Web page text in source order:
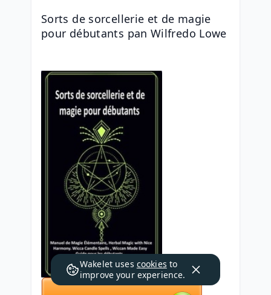
Sorts de sorcellerie et de magie
pour débutants pan Wilfredo Lowe
Wakelet uses cookies to
improve your experience.